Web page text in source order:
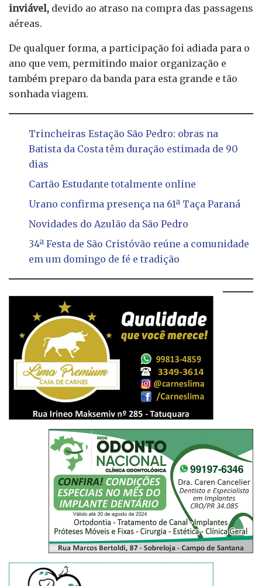
inviável, devido ao atraso na compra das passagens
aéreas.
De qualquer forma, a participação foi adiada para o
ano que vem, permitindo maior organização e
também preparo da banda para esta grande e tão
sonhada viagem.
Trincheiras Estação São Pedro: obras na
Batista da Costa têm duração estimada de 90
dias
Cartão Estudante totalmente online
Urano confirma presença na 61ª Taça Paraná
Novidades do Azulão da São Pedro
34ª Festa de São Cristóvão reúne a comunidade
em um domingo de fé e tradição